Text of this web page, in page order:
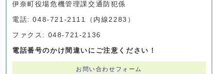
伊奈町役場危機管理課交通防犯係
電話: 048-721-2111（内線2283）
ファクス: 048-721-2136
電話番号のかけ間違いにご注意ください！
お問い合わせフォーム